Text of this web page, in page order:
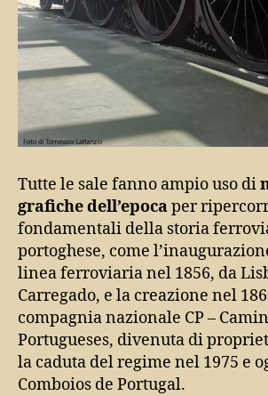
Tutte le sale fanno ampio uso di
grafiche dell’epocaper
fondamentali della storia
portoghese, come
linea ferroviaria nel 1856, da
Carregado, e la creazione nel
compagnia nazionale CP –
Portugueses, divenuta di
la caduta del regime nel 1975 e
Comboios de Portugal.